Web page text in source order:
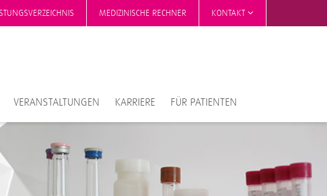
MEDIZINISCHE RECHNER KONTAKT
VERANSTALTUNGEN KARRIERE FÜR PATIENTEN